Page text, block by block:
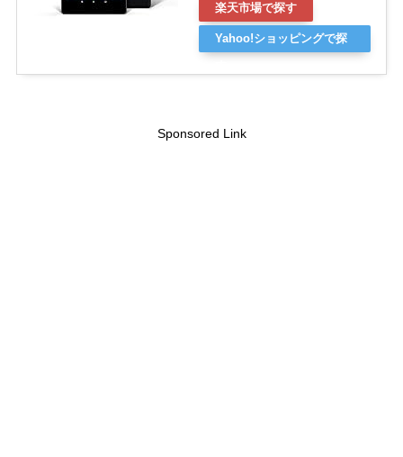
楽天市場で探す
Yahoo!ショッピングで探
Sponsored Link